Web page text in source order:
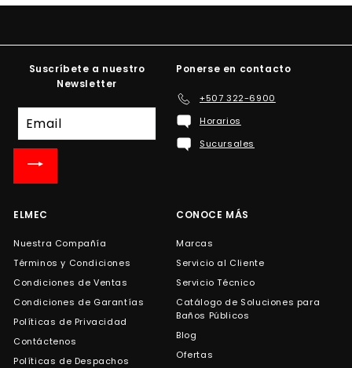
Suscríbete a nuestro
Newsletter
nuestra
lista
Ponerse en contacto
+507 322-6900
Horarios
Sucursales
ELMEC
Nuestra Compañía
Términos y Condiciones
Condiciones de Ventas
Condiciones de Garantías
Políticas de Privacidad
Contáctenos
Políticas de Despachos
CONOCE MÁS
Marcas
Servicio al Cliente
Servicio Técnico
Catálogo de Soluciones para
Baños Públicos
Blog
Ofertas